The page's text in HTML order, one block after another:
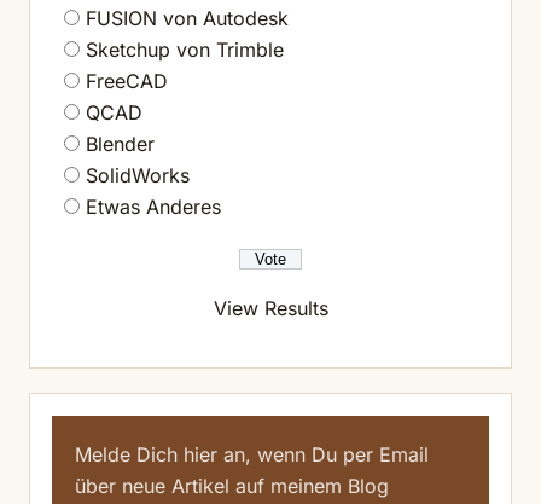
FUSION von Autodesk
Sketchup von Trimble
FreeCAD
QCAD
Blender
SolidWorks
Etwas Anderes
View Results
Melde Dich hier an, wenn Du per Email
über neue Artikel auf meinem Blog